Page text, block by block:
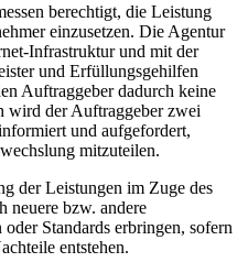
berechtigt, die Leistung
einzusetzen. Die Agentur
Infrastruktur und mit der
und Erfüllungsgehilfen
Auftraggeber dadurch keine
wird der Auftraggeber zwei
und aufgefordert,
mitzuteilen.
der Leistungen im Zuge des
neuere bzw. andere
Standards erbringen, sofern
entstehen.